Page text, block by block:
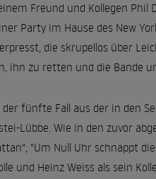
Freund und Kollegen Phil
Party im Hause des New
die skrupellos über
ihn zu retten und die Bande
fünfte Fall aus der in den
Lübbe. Wie in den zuvor
"Um Null Uhr schnappt die
und Heinz Weiss als sein